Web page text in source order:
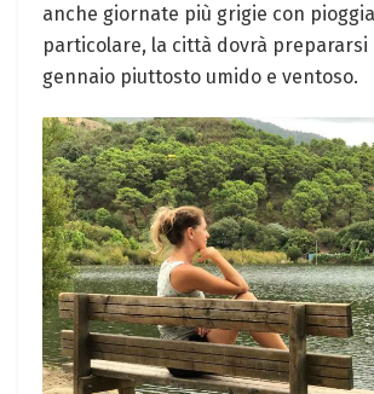
anche giornate ⁣più grigie con
particolare, ⁣la città dovrà⁢ prepararsi
gennaio piuttosto umido e ventoso.